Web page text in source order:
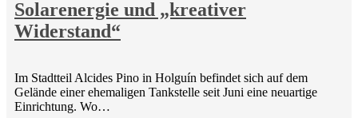
Solarenergie und „kreativer
Widerstand“
Im Stadtteil Alcides Pino in Holguín befindet sich auf dem
Gelände einer ehemaligen Tankstelle seit Juni eine neuartige
Einrichtung. Wo…